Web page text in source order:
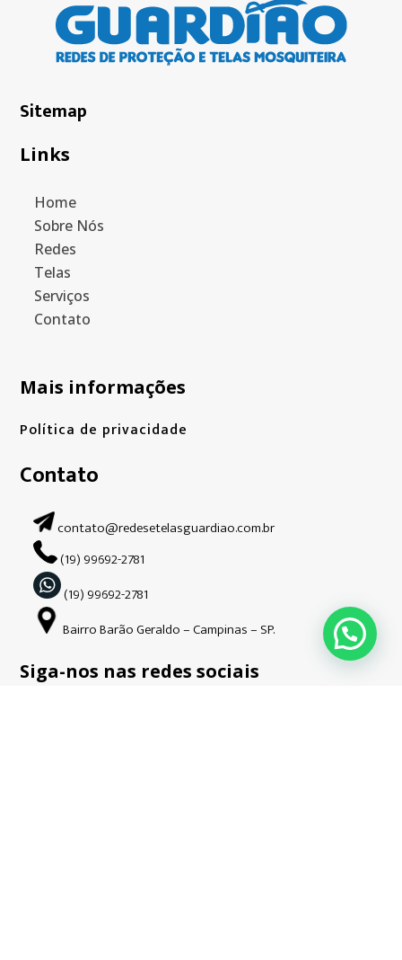
Sitemap
Links
Home
Sobre Nós
Redes
Telas
Serviços
Contato
Mais informações
Política de privacidade
Contato
contato@redesetelasguardiao.com.br
(19) 99692-2781
(19) 99692-2781
Bairro Barão Geraldo – Campinas – SP.
Siga-nos nas redes sociais